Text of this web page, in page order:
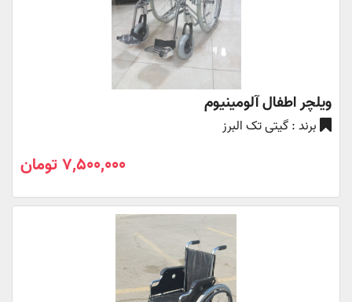
ویلچر اطفال آلومینیوم
برند : گیتی تک البرز
7,500,000 تومان